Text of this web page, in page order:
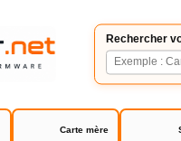
Rechercher
Carte mère